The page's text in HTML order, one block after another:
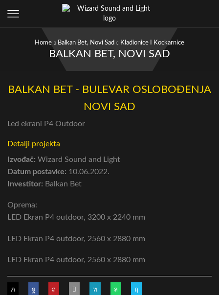
Home Balkan Bet, Novi Sad Kladionice I Kockarnice
BALKAN BET, NOVI SAD
BALKAN BET - BULEVAR OSLOBOĐENJA
NOVI SAD
Led ekrani P4 Outdoor
Detalji projekta
Izvođač: Wizard Sound and Light
Datum postavke: 10.06.2022.
Investitor: Balkan Bet
Oprema:
LED Ekran P4 outdoor, 3200 x 2240 mm
LED Ekran P4 outdoor, 2560 x 2880 mm
LED Ekran P4 outdoor, 2560 x 2880 mm